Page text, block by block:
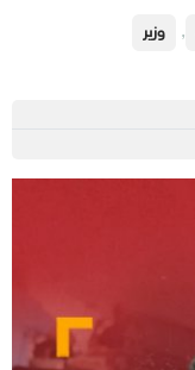
, وزير